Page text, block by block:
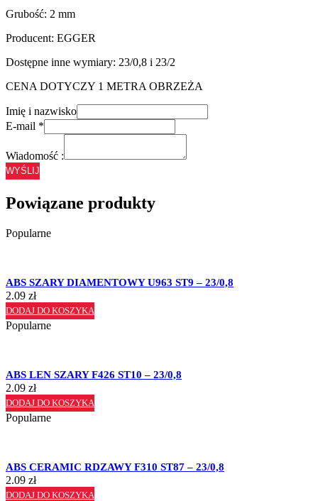
Grubość: 2 mm
Producent: EGGER
Dostępne inne wymiary: 23/0,8 i 23/2
CENA DOTYCZY 1 METRA OBRZEŻA
Imię i nazwisko
E-mail *
Wiadomość :
WYŚLIJ
Powiązane produkty
Popularne
ABS SZARY DIAMENTOWY U963 ST9 – 23/0,8
2.09 zł
DODAJ DO KOSZYKA
Popularne
ABS LEN SZARY F426 ST10 – 23/0,8
2.09 zł
DODAJ DO KOSZYKA
Popularne
ABS CERAMIC RDZAWY F310 ST87 – 23/0,8
2.09 zł
DODAJ DO KOSZYKA